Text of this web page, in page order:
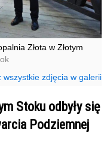
Złota w Złotym
wszystkie zdjęcia w galerii
Stoku odbyły się
Podziemnej